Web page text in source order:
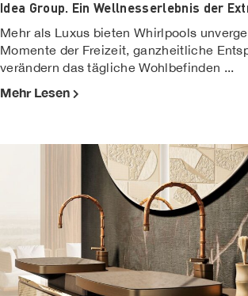
Idea Group. Ein Wellnesserlebnis der
Mehr als Luxus bieten Whirlpools
Momente der Freizeit, ganzheitliche
verändern das tägliche Wohlbefinden ...
Mehr Lesen